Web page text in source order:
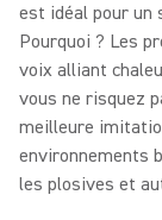
est idéal pour un
Pourquoi ? Les
voix alliant
vous ne risquez
meilleure
environnements
les plosives et